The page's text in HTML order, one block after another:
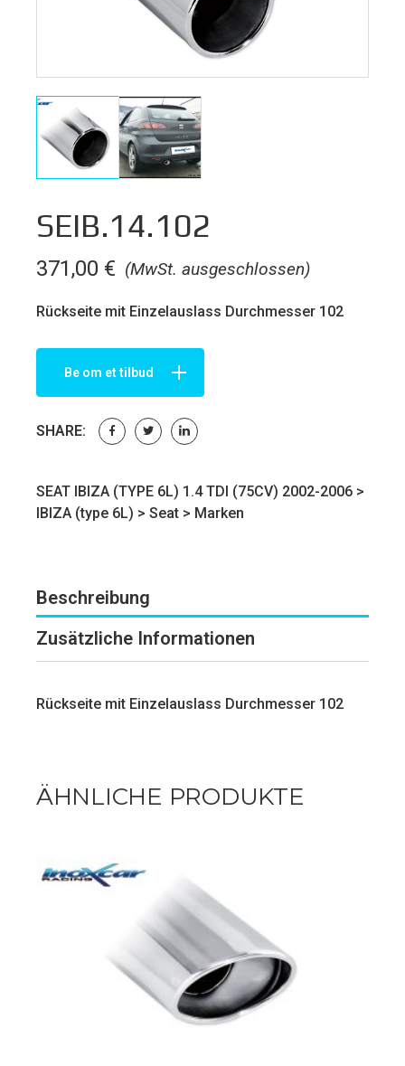
SEIB.14.102
(MwSt. ausgeschlossen)
371,00 €
Rückseite mit Einzelauslass Durchmesser 102
Be om et tilbud
SHARE:
SEAT IBIZA (TYPE 6L) 1.4 TDI (75CV) 2002-2006 >
IBIZA (type 6L) > Seat > Marken
Beschreibung
Zusätzliche Informationen
Rückseite mit Einzelauslass Durchmesser 102
ÄHNLICHE PRODUKTE